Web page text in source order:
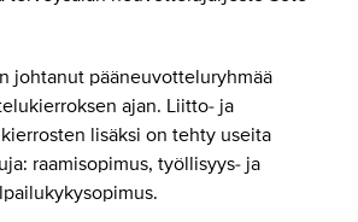
johtanut pääneuvotteluryhmää
ajan. Liitto- ja
lisäksi on tehty useita
raamisopimus, työllisyys- ja